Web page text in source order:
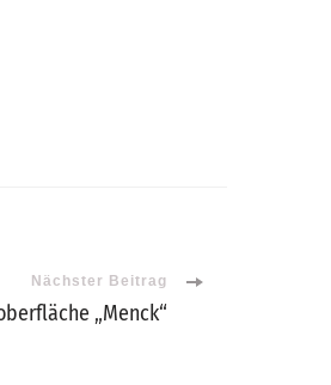
Nächster Beitrag
„Menck“